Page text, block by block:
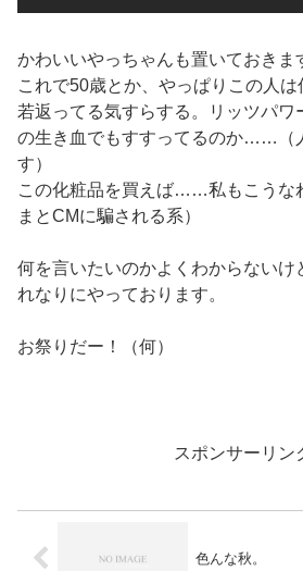
かわいいやっちゃんも置いておきま
これで50歳とか、やっぱりこの人は
若返ってる気すらする。リッツパワ
の生き血でもすすってるのか……（
す）
この化粧品を買えば……私もこう
まとCMに騙される系）
何を言いたいのかよくわからないけ
れなりにやっております。
お祭りだー！（何）
スポンサーリン
色んな秋。